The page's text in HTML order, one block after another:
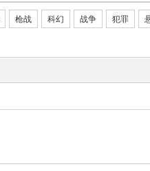
枪战 科幻 战争 犯罪